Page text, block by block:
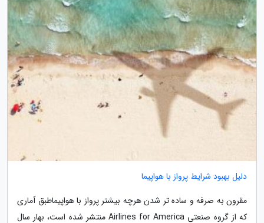
دلیل بهبود شرایط پرواز با هواپیما
مقرون به صرفه و ساده تر شدن هرچه بیشتر پرواز با هواپیماطبق آماری
که از گروه صنعتی Airlines for America منتشر شده است، بهار سال